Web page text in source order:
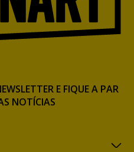
E FIQUE A PAR
NOTÍCIAS